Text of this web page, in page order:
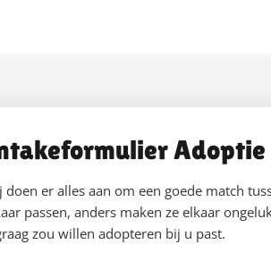
Adoptie
doen er alles aan om een goede match
passen, anders maken ze elkaar
zou willen adopteren bij u past.